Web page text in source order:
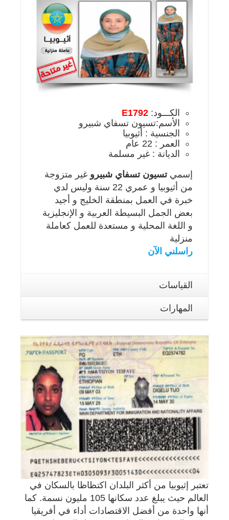
الكـــود: E1792
الأسم:تسيون تسفاي شبيرو
الجنسية : أثيوبيا
العمر : 22 عام
الديانة : غير مسلمة
إسميتسيون تسفاي شبيرو غير متزوجة
من أثيوبيا و عمري 22 سنة وليس لدي
خبرة في العمل بمنطقة الخليج و أجيد
بعض الجمل البسيطة العربية و الإنجليزية
و اللغة المحلية و مستعدة للعمل كعاملة
منزلية
راسلني الآن
القياسات
المهارات
تعتبر إثيوبيا من أكثر البلدان اكتظاظا بالسكان في
العالم حيث يبلغ عدد سكانها 105 مليون نسمة. كما
أنها واحدة من أفضل الاقتصادات أداء في أفريقيا